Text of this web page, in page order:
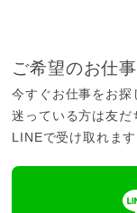
ご希望のお仕
今すぐお仕事をお探
迷っている方は友だ
LINEで受け取れます